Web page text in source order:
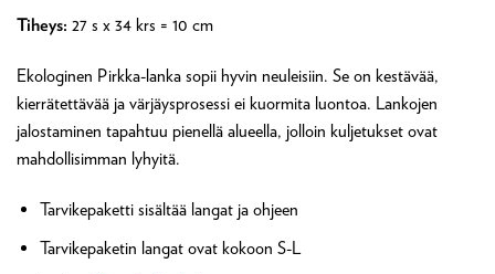
Tiheys: 27 s x 34 krs = 10 cm
Ekologinen Pirkka-lanka sopii hyvin neuleisiin. Se on kestävää,
kierrätettävää ja värjäysprosessi ei kuormita luontoa. Lankojen
jalostaminen tapahtuu pienellä alueella, jolloin kuljetukset ovat
mahdollisimman lyhyitä.
Tarvikepaketti sisältää langat ja ohjeen
Tarvikepaketin langat ovat kokoon S-L